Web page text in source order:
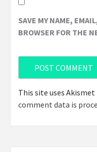
SAVE MY NAME,
BROWSER FOR THE
This site uses
comment data is